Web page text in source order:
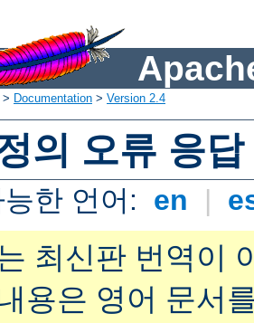
> Documentation > Version 2.4
의 오류 응답
능한 언어: en |
최신판 번역이
용은 영어 문서